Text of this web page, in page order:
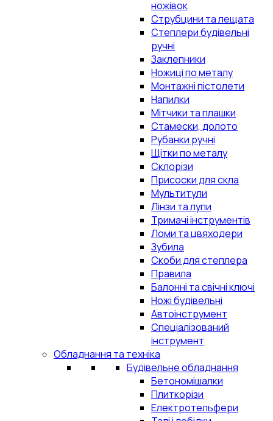
ножівок
Струбцини та лещата
Степлери будівельні
ручні
Заклепники
Ножиці по металу
Монтажні пістолети
Напилки
Мітчики та плашки
Стамески, долото
Рубанки ручні
Щітки по металу
Склорізи
Присоски для скла
Мультитули
Лінзи та лупи
Тримачі інструментів
Ломи та цвяходери
Зубила
Скоби для степлера
Правила
Балонні та свічні ключі
Ножі будівельні
Автоінструмент
Спеціалізований
інструмент
Обладнання та техніка
Будівельне обладнання
Бетономішалки
Плиткорізи
Електротельфери